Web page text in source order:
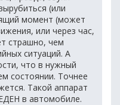
(или
момент (может
или через час,
страшно, чем
ситуаций. А
что в нужный
состоянии. Точнее
Такой аппарат
в автомобиле.